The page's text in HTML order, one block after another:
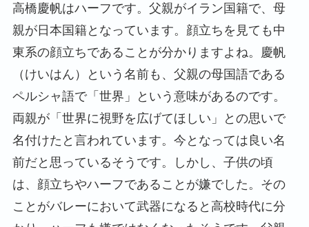
高橋慶帆はハーフです。父親がイラン国籍で、母
親が日本国籍となっています。顔立ちを見ても中
東系の顔立ちであることが分かりますよね。慶帆
（けいはん）という名前も、父親の母国語である
ペルシャ語で「世界」という意味があるのです。
両親が「世界に視野を広げてほしい」との思いで
名付けたと言われています。今となっては良い名
前だと思っているそうです。しかし、子供の頃
は、顔立ちやハーフであることが嫌でした。その
ことがバレーにおいて武器になると高校時代に分